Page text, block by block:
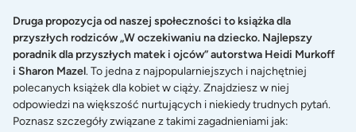
Druga propozycja od naszej społeczności to książka dla
przyszłych rodziców „W oczekiwaniu na dziecko. Najlepszy
poradnik dla przyszłych matek i ojców” autorstwa Heidi Murkoff
i Sharon Mazel. To jedna z najpopularniejszych i najchętniej
polecanych książek dla kobiet w ciąży. Znajdziesz w niej
odpowiedzi na większość nurtujących i niekiedy trudnych pytań.
Poznasz szczegóły związane z takimi zagadnieniami jak: